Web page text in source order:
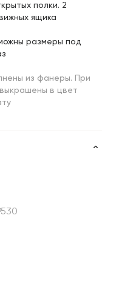
полки. 2
ящика
размеры под
из фанеры. При
в цвет